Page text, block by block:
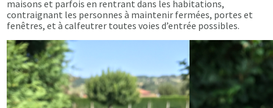
maisons et parfois en rentrant dans les habitations,
contraignant les personnes à maintenir fermées, portes et
fenêtres, et à calfeutrer toutes voies d’entrée possibles.